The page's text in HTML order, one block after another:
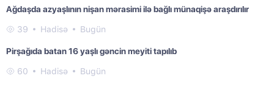
Ağdaşda azyaşlının nişan mərasimi ilə bağlı münaqişə araşdırılır
39 Hadisə Bugün
Pirşağıda batan 16 yaşlı gəncin meyiti tapılıb
60 Hadisə Bugün